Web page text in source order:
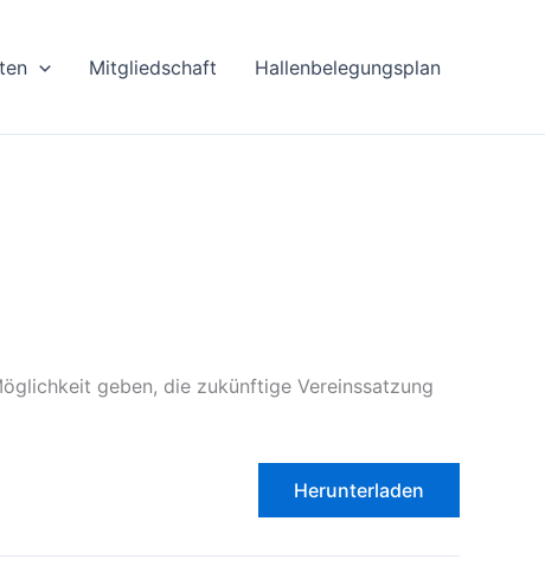
Mitgliedschaft Hallenbelegungsplan
geben, die zukünftige Vereinssatzung
Herunterladen